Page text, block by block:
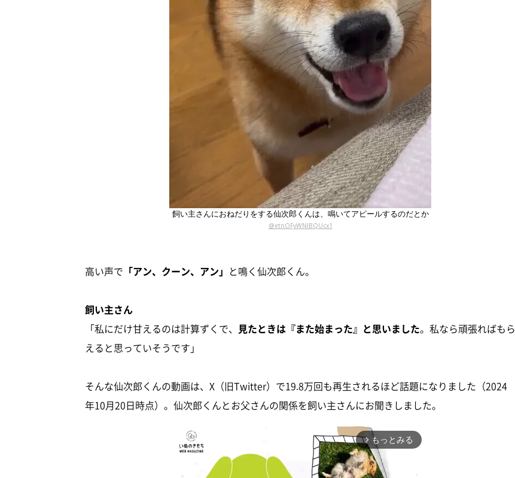
飼い主さんにおねだりをする仙次郎くんは、鳴いてアピールするのだとか
@etnOFyWNlBQUcx1
高い声で 「アン、クーン、アン」 と鳴く仙次郎くん。
飼い主さん
「私にだけ甘えるのは計算ずくで、 見たときは『また始まった』と思いました。私なら頑張ればもら
えると思っていそうです」
そんな仙次郎くんの動画は、X（旧Twitter）で19.8万回も再生されるほど話題になりました（2024
年10月20日時点）。仙次郎くんとお父さんの関係を飼い主さんにお聞きしました。
arrow_forward_ios もっとみる